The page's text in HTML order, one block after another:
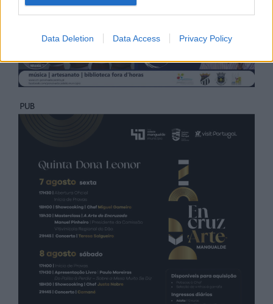
Data Deletion Data Access Privacy Policy